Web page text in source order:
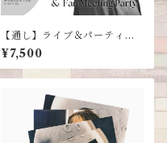
【通し】ライブ＆パーティー
チケット
¥7,500